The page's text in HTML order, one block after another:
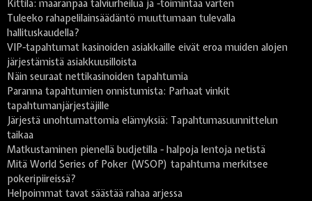
Kittilä: määränpää talviurheilua ja -toimintaa varten
Tuleeko rahapelilainsäädäntö muuttumaan tulevalla
hallituskaudella?
VIP-tapahtumat kasinoiden asiakkaille eivät eroa muiden alojen
järjestämistä asiakkuusilloista
Näin seuraat nettikasinoiden tapahtumia
Paranna tapahtumien onnistumista: Parhaat vinkit
tapahtumanjärjestäjille
Järjestä unohtumattomia elämyksiä: Tapahtumasuunnittelun
taikaa
Matkustaminen pienellä budjetilla - halpoja lentoja netistä
Mitä World Series of Poker (WSOP) tapahtuma merkitsee
pokeripiireissä?
Helpoimmat tavat säästää rahaa arjessa